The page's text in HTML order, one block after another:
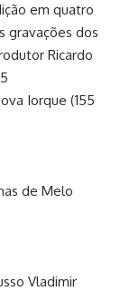
em quatro
gravações dos
Ricardo
Iorque (155
de Melo
Vladimir